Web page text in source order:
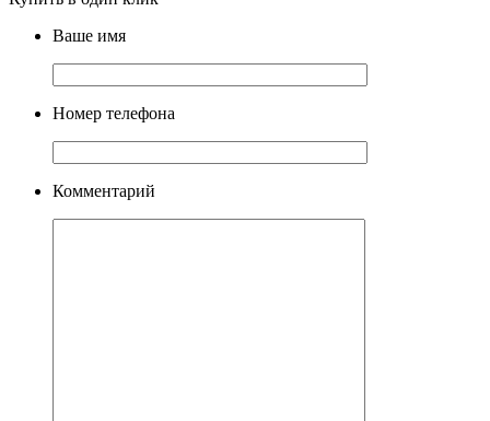
Ваше имя
Номер телефона
Комментарий